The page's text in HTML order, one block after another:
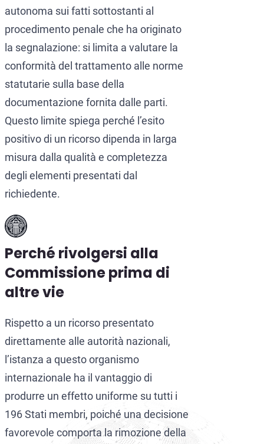
autonoma sui fatti sottostanti al
procedimento penale che ha originato
la segnalazione: si limita a valutare la
conformità del trattamento alle norme
statutarie sulla base della
documentazione fornita dalle parti.
Questo limite spiega perché l’esito
positivo di un ricorso dipenda in larga
misura dalla qualità e completezza
degli elementi presentati dal
richiedente.
Perché rivolgersi alla
Commissione prima di
altre vie
Rispetto a un ricorso presentato
direttamente alle autorità nazionali,
l’istanza a questo organismo
internazionale ha il vantaggio di
produrre un effetto uniforme su tutti i
196 Stati membri, poiché una decisione
favorevole comporta la rimozione della